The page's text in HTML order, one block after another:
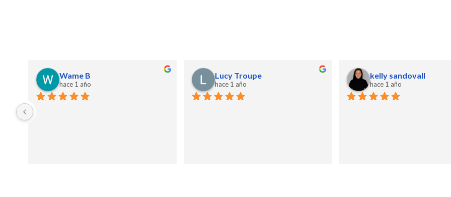
Wame B
hace 1 año
Lucy Troupe
hace 1 año
kelly sandovall
hace 1 año